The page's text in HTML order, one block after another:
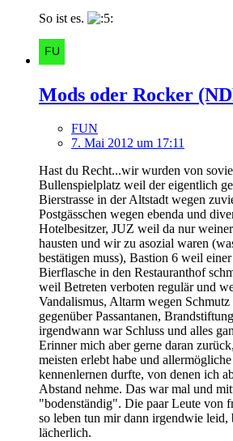
So ist es.
Mods oder Rocker
FUN
7. Mai 2012 um 17:11
Hast du Recht...wir wurden von
Bullenspielplatz weil der eigentlich
Bierstrasse in der Altstadt wegen
Postgässchen wegen ebenda und
Hotelbesitzer, JUZ weil da nur
hausten und wir zu asozial waren
bestätigen muss), Bastion 6 weil
Bierflasche in den Restauranthof
weil Betreten verboten regulär und
Vandalismus, Altarm wegen
gegenüber Passantanen,
irgendwann war Schluss und alles
Erinner mich aber gerne daran
meisten erlebt habe und
kennenlernen durfte, von denen ich
Abstand nehme. Das war mal und
"bodenständig". Die paar Leute von
so leben tun mir dann irgendwie leid,
lächerlich.